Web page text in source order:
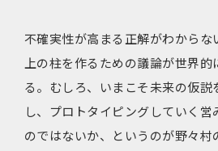
不確実性が高まる正解がわからな
上の柱を作るための議論が世界
る。むしろ、いまこそ未来の仮説
し、プロトタイピングしていく営
のではないか、というのが野々村